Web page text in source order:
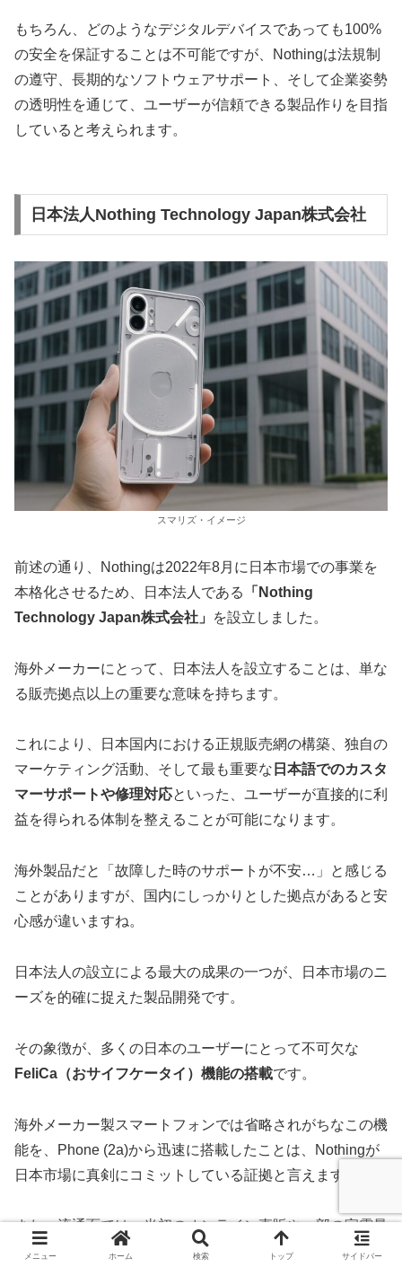
もちろん、どのようなデジタルデバイスであっても100%
の安全を保証することは不可能ですが、Nothingは法規制
の遵守、長期的なソフトウェアサポート、そして企業姿勢
の透明性を通じて、ユーザーが信頼できる製品作りを目指
していると考えられます。
日本法人Nothing Technology Japan株式会社
スマリズ・イメージ
前述の通り、Nothingは2022年8月に日本市場での事業を
本格化させるため、日本法人である
「Nothing
Technology Japan株式会社」
を設立しました。
海外メーカーにとって、日本法人を設立することは、単な
る販売拠点以上の重要な意味を持ちます。
これにより、日本国内における正規販売網の構築、独自の
マーケティング活動、そして最も重要な 日本語でのカスタ
マーサポートや修理対応といった、ユーザーが直接的に利
益を得られる体制を整えることが可能になります。
海外製品だと「故障した時のサポートが不安…」と感じる
ことがありますが、国内にしっかりとした拠点があると安
心感が違いますね。
日本法人の設立による最大の成果の一つが、日本市場のニ
ーズを的確に捉えた製品開発です。
その象徴が、多くの日本のユーザーにとって不可欠な
FeliCa（おサイフケータイ）機能の搭載です。
海外メーカー製スマートフォンでは省略されがちなこの機
能を、Phone (2a)から迅速に搭載したことは、Nothingが
日本市場に真剣にコミットしている証拠と言えます。
また、流通面では、当初のオンライン直販や一部の家電量
販店に加え、楽天モバイルがMNO（大手通信キャリア）
メニュー ホーム 検索 トップ サイドバー